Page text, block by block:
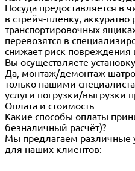
Посуда предоставляется в
в стрейч-пленку,
транспортировочных
перевозятся в
снижает риск повреждения
Вы осуществляете
Да, монтаж/демонтаж
только нашими
услуги погрузки/выгрузки
Оплата и стоимость
Какие способы оплаты
безналичный расчёт)?
Мы предлагаем различные
для наших клиентов: